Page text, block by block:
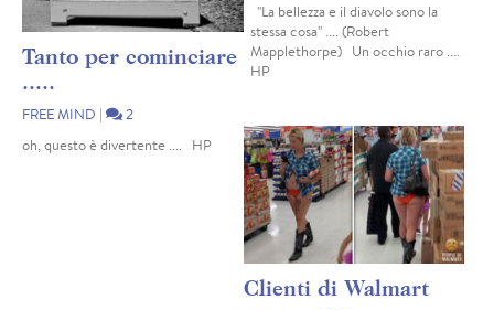
Tanto per cominciare
.....
FREE MIND |
2
oh, questo è divertente .... HP
"La bellezza e il diavolo sono la
stessa cosa" .... (Robert
Mapplethorpe) Un occhio raro ....
HP
Clienti di Walmart